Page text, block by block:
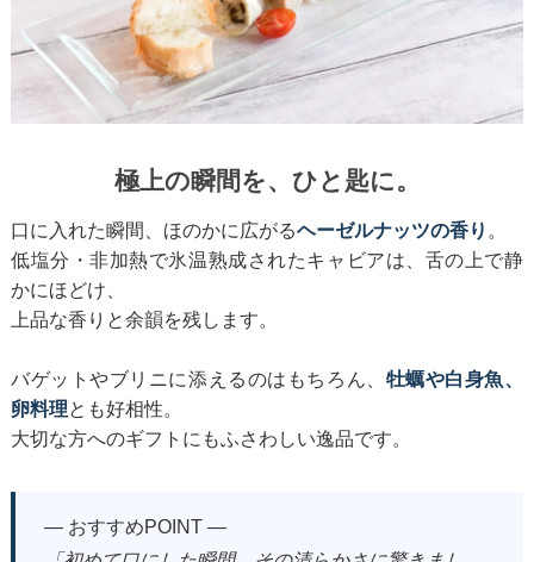
極上の瞬間を、ひと匙に。
口に入れた瞬間、ほのかに広がるヘーゼルナッツの香り 。
低塩分・非加熱で氷温熟成されたキャビアは、舌の上で静
かにほどけ、
上品な香りと余韻を残します。
バゲットやブリニに添えるのはもちろん、 牡蠣や白身魚、
卵料理とも好相性。
大切な方へのギフトにもふさわしい逸品です。
― おすすめPOINT ―